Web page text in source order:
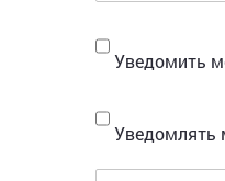
Уведомить
Уведомлять